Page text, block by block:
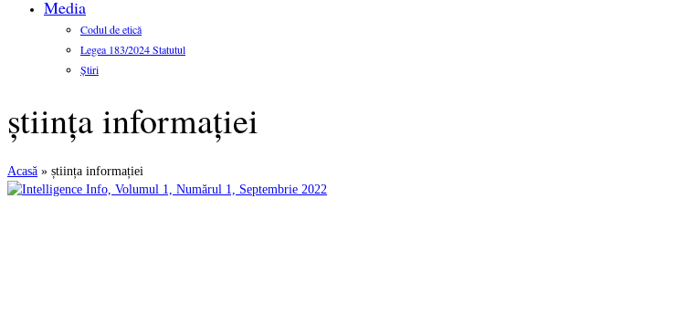
Media
Codul de etică
Legea 183/2024 Statutul
Știri
știința informației
Acasă » știința informației